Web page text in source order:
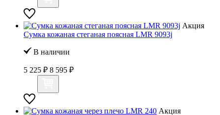
Акция
Сумка кожаная стеганая поясная LMR 9093j
В наличии
5 225 ₽ 8 595 ₽
Акция